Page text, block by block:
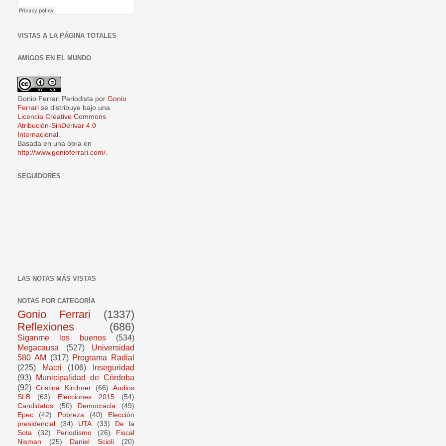
VISTAS A LA PÁGINA TOTALES
AMIGOS EN EL MUNDO
Gonio Ferrari Periodista por Gonio
Ferrari se distribuye bajo una
Licencia Creative Commons
Atribución-SinDerivar 4.0
Internacional
Basada en una obra en
http://www.gonioferrari.com/
SEGUIDORES
LAS NOTAS MÁS VISTAS
NOTAS POR CATEGORÍA
Gonio Ferrari
(1337)
Reflexiones
(686)
Siganme los buenos
(534)
Megacausa
(527)
Universidad
580 AM (317) Programa Radial
(225)
Macri (106)
Inseguridad
(93) Municipalidad de Córdoba
(92)
Cristina Kirchner (66)
Audios
SLB
(63) Elecciones 2015
(54)
Candidatos
(50) Democracia
(49)
Epec
(42) Pobreza (40)
Elección
presidencial
(34) UTA (33)
De la
Sota
(32) Periodismo (26)
Fiscal
Nisman
(25) Daniel Scioli (20)